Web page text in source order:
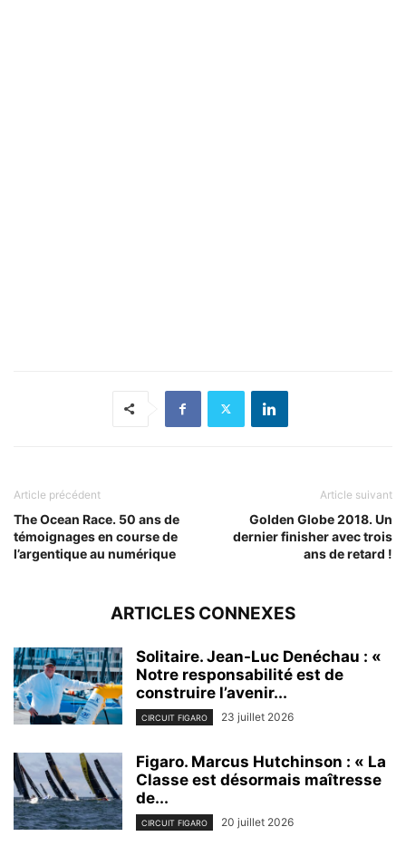
Article précédent
The Ocean Race. 50 ans de
témoignages en course de
l’argentique au numérique
Article suivant
Golden Globe 2018. Un
dernier finisher avec trois
ans de retard !
ARTICLES CONNEXES
Solitaire. Jean-Luc Denéchau : «
Notre responsabilité est de
construire l’avenir...
CIRCUIT FIGARO 23 juillet 2026
Figaro. Marcus Hutchinson : « La
Classe est désormais maîtresse
de...
CIRCUIT FIGARO 20 juillet 2026